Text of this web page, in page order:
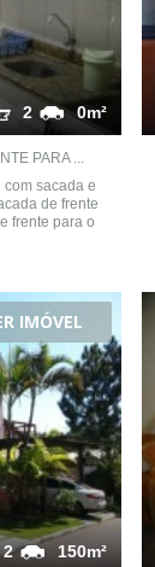
0m²
2
PARA ...
sacada e
de frente
frente para o
IMÓVEL
150m²
2